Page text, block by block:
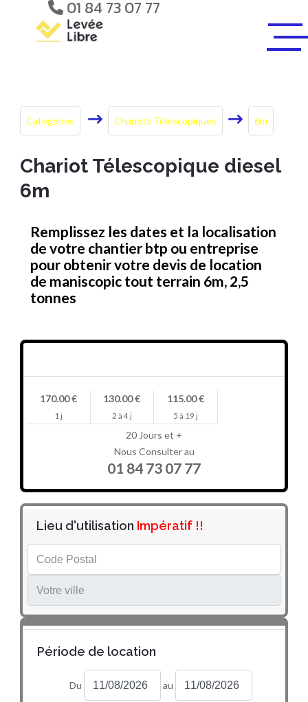
01 84 73 07 77
Categories Chariots Télescopiques 6m
Chariot Télescopique diesel
6m
Remplissez les dates et la localisation
de votre chantier btp ou entreprise
pour obtenir votre devis de location
de maniscopic tout terrain 6m, 2,5
tonnes
170.00 €
1 j
130.00 €
2 à 4 j
115.00 €
5 à 19 j
20 Jours et +
Nous Consulter au
01 84 73 07 77
Lieu d'utilisation Impératif !!
Période de location
Du au